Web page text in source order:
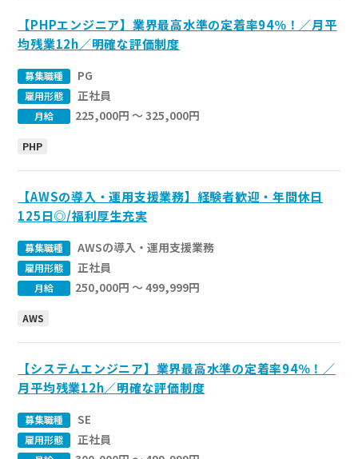
【PHPエンジニア】業界最高水準の定着率94％！／月平
均残業12h／明確な評価制度
募集職種 PG
雇用形態 正社員
月給 225,000円 〜 325,000円
PHP
【AWSの導入・運用支援業務】経験者歓迎・年間休日
125日◎/福利厚生充実
募集職種 AWSの導入・運用支援業務
雇用形態 正社員
月給 250,000円 〜 499,999円
AWS
【システムエンジニア】業界最高水準の定着率94％！／
月平均残業12h／明確な評価制度
募集職種 SE
雇用形態 正社員